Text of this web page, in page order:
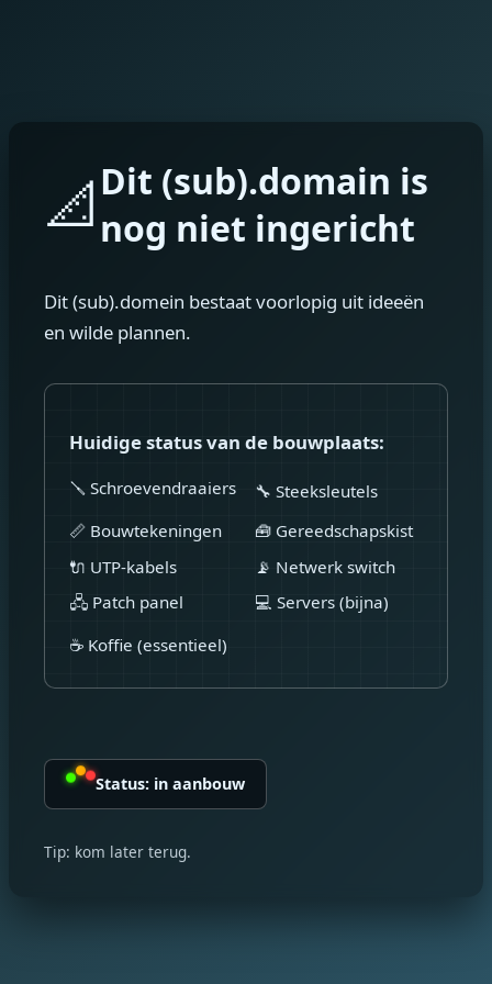
📐Dit (sub).domain is
nog niet ingericht
Dit (sub).domein bestaat voorlopig uit ideeën
en wilde plannen.
Huidige status van de bouwplaats:
🪛 Schroevendraaiers
🔧 Steeksleutels
📏 Bouwtekeningen
🧰 Gereedschapskist
🔌 UTP-kabels
📡 Netwerk switch
🖧 Patch panel
💻 Servers (bijna)
☕ Koffie (essentieel)
Status: in aanbouw
Tip: kom later terug.